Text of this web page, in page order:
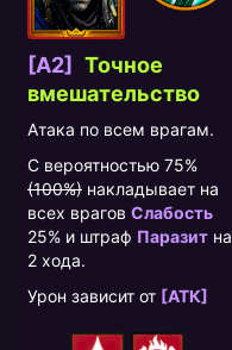
[A2]
Точное
вмешательство
Атака по всем врагам.
С вероятностью 75%
(100%) накладывает на
всех врагов Слабость
25% и штраф Паразит на
2 хода.
Урон зависит от [АТК]